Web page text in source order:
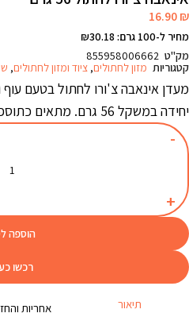
16.90₪
מחיר ל-100 גרם: ₪30.18
מק"ט 855958006662
קטגוריות מזון לחתולים, ציוד ומזון לחתולים,
יחידה במשקל 56 גרם. מתאים כתוספת למזון החתול.
הוספה
רכשו
תיאור אחריות